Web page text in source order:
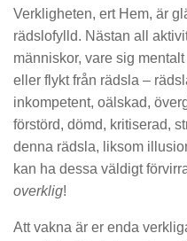
Verkligheten, ert Hem, är
rädslofylld. Nästan all
människor, vare sig
eller flykt från rädsla –
inkompetent, oälskad,
förstörd, dömd, kritiserad,
denna rädsla, liksom
kan ha dessa väldigt
overklig!
Att vakna är er enda